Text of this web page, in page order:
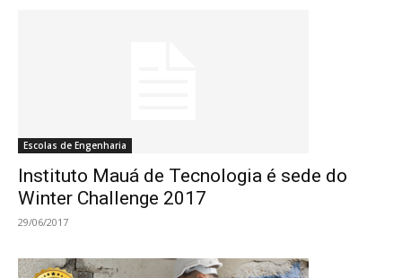
Escolas de Engenharia
Instituto Mauá de Tecnologia é sede do
Winter Challenge 2017
29/06/2017